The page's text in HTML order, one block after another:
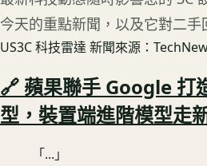
今天的重點新聞，以及它對二手
US3C 科技雷達 新聞來源：
🔗 蘋果聯手 Google 打
型，裝置端進階模型走
「...」